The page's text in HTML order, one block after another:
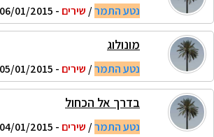
נטע התמר/שירים - 06/01/2015 02:32
מונולוג
נטע התמר/שירים - 05/01/2015 02:14
בדרך אל הכחול
נטע התמר/שירים - 04/01/2015 02:33